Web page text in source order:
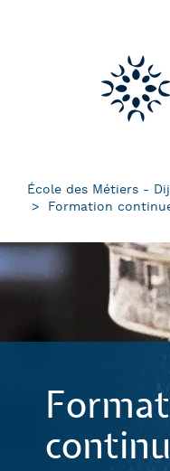
Panneau de gestion
École des Métiers -
Formation